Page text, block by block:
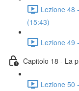
Lezione 48
(15:43)
Lezione 49
Capitolo 18 - La
Lezione 50